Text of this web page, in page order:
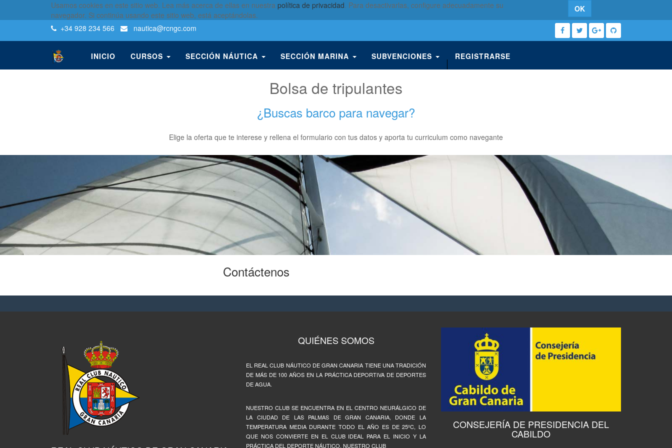
Usamos cookies en este sitio web. Lea más acerca de ellas en nuestra política de privacidad. Para desactivarlas, configure adecuadamente su
navegador. Si continúa usando este sitio web, está aceptándolas.
OK
+34 928 234 566
nautica@rcngc.com
INICIO CURSOS SECCIÓN NÁUTICA SECCIÓN MARINA SUBVENCIONES REGISTRARSE
Bolsa de tripulantes
¿Buscas barco para navegar?
Elige la oferta que te interese y rellena el formulario con tus datos y aporta tu curriculum como navegante
Contáctenos
QUIÉNES SOMOS
EL REAL CLUB NÁUTICO DE GRAN CANARIA TIENE UNA TRADICIÓN
DE MÁS DE 100 AÑOS EN LA PRÁCTICA DEPORTIVA DE DEPORTES
DE AGUA.
NUESTRO CLUB SE ENCUENTRA EN EL CENTRO NEURÁLGICO DE
LA CIUDAD DE LAS PALMAS DE GRAN CANARIA, DONDE LA
TEMPERATURA MEDIA DURANTE TODO EL AÑO ES DE 25ºC, LO
QUE NOS CONVIERTE EN EL CLUB IDEAL PARA EL INICIO Y LA
PRÁCTICA DEL DEPORTE NÁUTICO. NUESTRO CLUB
CONSEJERÍA DE PRESIDENCIA DEL
CABILDO